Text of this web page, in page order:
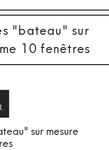
"bateau" sur
10 fenêtres
sur mesure